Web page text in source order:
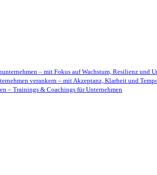
– mit Fokus auf Wachstum, Resilienz und
verankern – mit Akzeptanz, Klarheit und
– Trainings & Coachings für Unternehmen